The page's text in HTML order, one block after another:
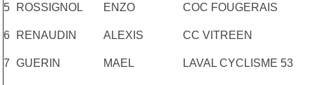
5 ROSSIGNOL ENZO COC FOUGERAIS
6 RENAUDIN ALEXIS CC VITREEN
7 GUERIN MAEL LAVAL CYCLISME 53